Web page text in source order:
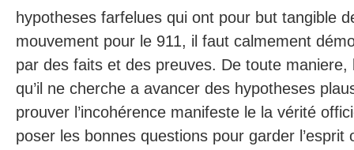
hypotheses farfelues qui ont pour but tangible
mouvement pour le 911, il faut calmement
par des faits et des preuves. De toute maniere,
qu’il ne cherche a avancer des hypotheses
prouver l’incohérence manifeste le la vérité
poser les bonnes questions pour garder